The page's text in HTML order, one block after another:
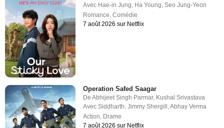
Avec Hae-in Jung Ha Young ,Seo Jung-Yeon
Romance ,Comédie
7 août 2026 sur Netflix
Operation Safed Saagar
DeAbhijeet Singh Parmar, Kushal Srivastava
AvecSiddharth,Jimmy Shergill,Abhay Verma
Action, Drame
7 août 2026 sur Netflix